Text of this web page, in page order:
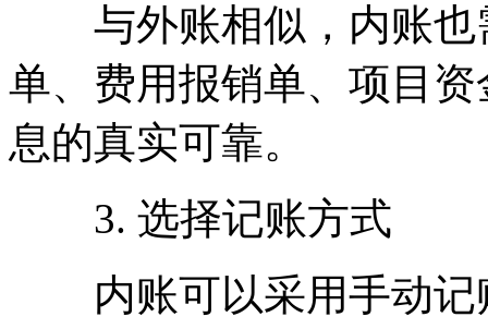
与外账相似，内账也
单、费用报销单、项目
息的真实可靠。
3. 选择记账方式
内账可以采用手动记